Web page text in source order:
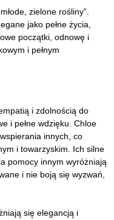
zielone rośliny”.
jako pełne życia,
początki, odnowę i
i pełnym
i zdolnością do
i pełne wdzięku. Chloe
innych, co
i towarzyskim. Ich silne
pomocy innym wyróżniają
i nie boją się wyzwań,
się elegancją i